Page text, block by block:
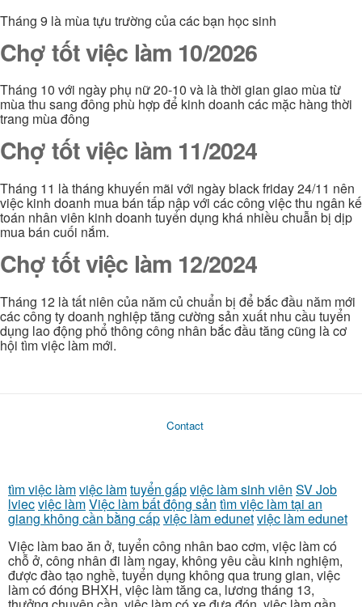
Tháng 9 là mùa tựu trường của các bạn học sinh
Chợ tốt việc làm 10/2026
Tháng 10 với ngày phụ nữ 20-10 và là thời gian giao mùa từ
mùa thu sang đông phù hợp để kinh doanh các mặc hàng thời
trang mùa đông
Chợ tốt việc làm 11/2024
Tháng 11 là tháng khuyến mãi với ngày black friday 24/11 nên
việc kinh doanh mua bán tấp nập với các công việc thu ngân kế
toán nhân viên kinh doanh tuyển dụng khá nhiều chuẫn bị dịp
mua bán cuối nắm.
Chợ tốt việc làm 12/2024
Tháng 12 là tất niên của năm củ chuẩn bị để bắc đầu năm mới
các công ty doanh nghiệp tăng cường sản xuất nhu cầu tuyển
dụng lao động phổ thông công nhân bắc đầu tăng cũng là cơ
hội tìm việc làm mới.
Contact
tìm việc làmviệc làmtuyển gấpviệc làm sinh viên SV Job
lviecviệc làmViệc làm bất động sản tìm việc làm tại an
giang không cần bằng cấpviệc làm edunetviệc làm edunet
Việc làm bao ăn ở, tuyển công nhân bao cơm, việc làm có
chỗ ở, công nhân đi làm ngay, không yêu cầu kinh nghiệm,
được đào tạo nghề, tuyển dụng không qua trung gian, việc
làm có đóng BHXH, việc làm tăng ca, lương tháng 13,